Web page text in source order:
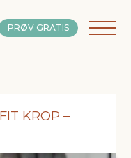
PRØV GRATIS
KROP –